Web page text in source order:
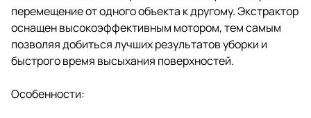
перемещение от одного объекта к другому. Экстрактор
оснащен высокоэффективным мотором, тем самым
позволяя добиться лучших результатов уборки и
быстрого время высыхания поверхностей.
Особенности: